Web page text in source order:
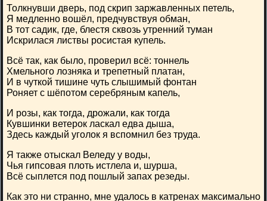
Толкнувши дверь, под скрип заржавленных петель,
Я медленно вошёл, предчувствуя обман,
В тот садик, где, блестя сквозь утренний туман
Искрилася листвы росистая купель.
Всё так, как было, проверил всё: тоннель
Хмельного лозняка и трепетный платан,
И в чуткой тишине чуть слышимый фонтан
Роняет с шёпотом серебряным капель,
И розы, как тогда, дрожали, как тогда
Кувшинки ветерок ласкал едва дыша,
Здесь каждый уголок я вспомнил без труда.
Я также отыскал Веледу у воды,
Чья гипсовая плоть истлела и, шурша,
Всё сыплется под пошлый запах резеды.
Как это ни странно, мне удалось в катренах максимально